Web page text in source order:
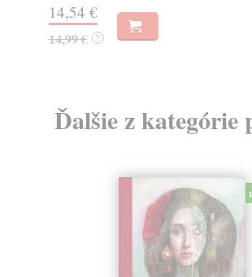
14,54 €
14,99 € ?
Ďalšie z kategórie